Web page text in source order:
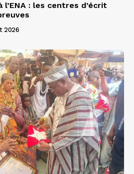
l’ENA : les centres d’écrit
2026